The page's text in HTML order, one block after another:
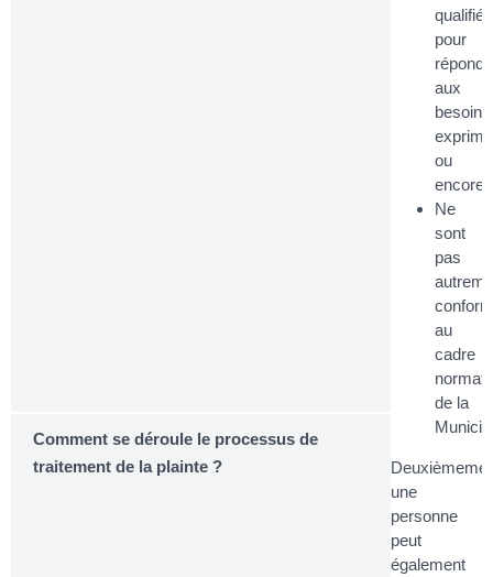
Comment se déroule le processus de
traitement de la plainte ?
qualifiés
pour
aux
besoins
ou
encore;
Ne
sont
pas
au
cadre
normatif
de la
une
personne
peut
également